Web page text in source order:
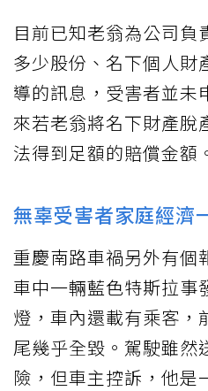
目前已知老翁為公司負
多少股份、名下個人財
導的訊息，受害者並未
來若老翁將名下財產脫
法得到足額的賠償金額
無辜受害者家庭經濟
重慶南路車禍另外有個
車中一輛藍色特斯拉事
燈，車內還載有乘客，
尾幾乎全毀。駕駛雖然
險，但車主控訴，他是